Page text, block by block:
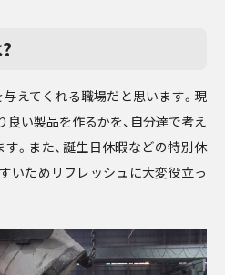
えてくれる職場だと思います。現
良い製品を作るかを、自分達で考え
。また、誕生日休暇などの特別休
いためリフレッシュに大変役立っ